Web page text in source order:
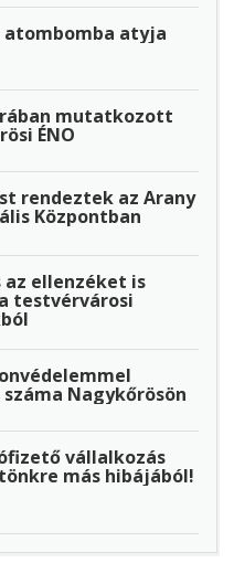
atombomba atyja
mutatkozott
ÉNO
rendeztek az Arany
Központban
az ellenzéket is
testvérvárosi
Nagykőrösön
vállalkozás
más hibájából!